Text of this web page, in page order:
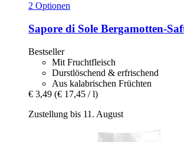
2 Optionen
Sapore di Sole Bergamotten-​
Bestseller
Mit Fruchtfleisch
Durstlöschend & erfrischend
Aus kalabrischen Früchten
€ 3,49 (€ 17,45 / l)
Zustellung bis 11. August